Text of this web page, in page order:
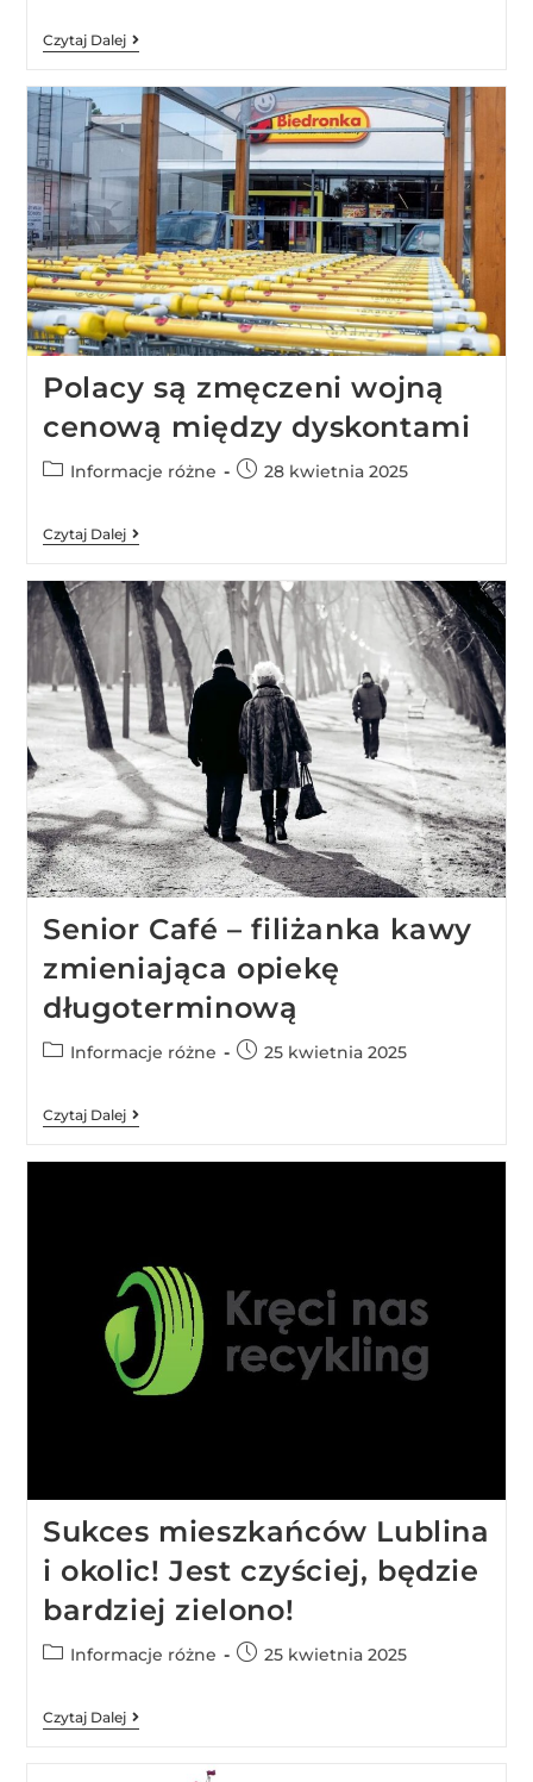
Czytaj Dalej
Polacy są zmęczeni wojną
cenową między dyskontami
Informacje różne 28 kwietnia 2025
Czytaj Dalej
Senior Café – filiżanka kawy
zmieniająca opiekę
długoterminową
Informacje różne 25 kwietnia 2025
Czytaj Dalej
Sukces mieszkańców Lublina
i okolic! Jest czyściej, będzie
bardziej zielono!
Informacje różne 25 kwietnia 2025
Czytaj Dalej